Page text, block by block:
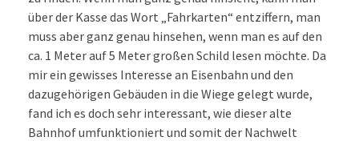
über der Kasse das Wort „Fahrkarten“ entziffern, man
muss aber ganz genau hinsehen, wenn man es auf den
ca. 1 Meter auf 5 Meter großen Schild lesen möchte. Da
mir ein gewisses Interesse an Eisenbahn und den
dazugehörigen Gebäuden in die Wiege gelegt wurde,
fand ich es doch sehr interessant, wie dieser alte
Bahnhof umfunktioniert und somit der Nachwelt